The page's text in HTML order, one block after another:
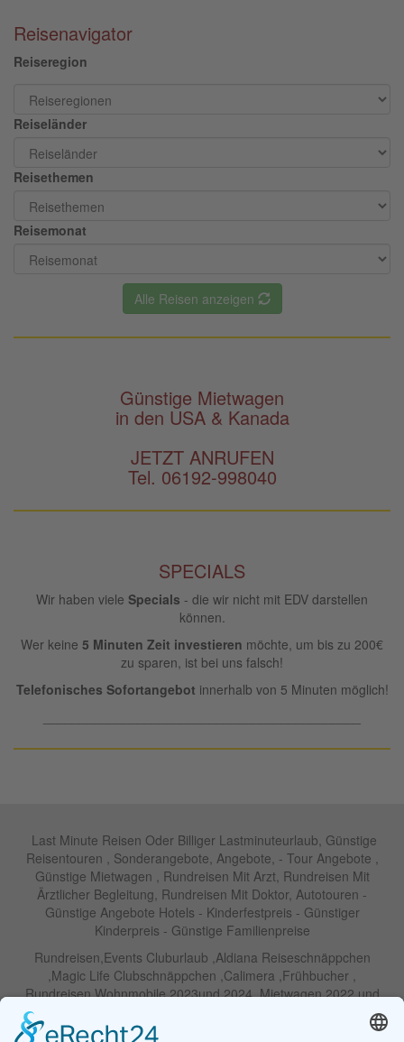
Reisenavigator
Reiseregion
Reiseländer
Reisethemen
Reisemonat
Alle Reisen anzeigen
Günstige Mietwagen
in den USA & Kanada
JETZT ANRUFEN
Tel. 06192-998040
SPECIALS
Wir haben viele Specials - die wir nicht mit EDV darstellen
können.
Wer keine 5 Minuten Zeit investieren möchte, um bis zu 200€
zu sparen, ist bei uns falsch!
Telefonisches Sofortangebot innerhalb von 5 Minuten möglich!
Last Minute Reisen Oder Billiger Lastminuteurlaub, Günstige
Reisentouren , Sonderangebote, Angebote, - Tour Angebote ,
Günstige Mietwagen , Rundreisen Mit Arzt, Rundreisen Mit
Ärztlicher Begleitung, Rundreisen Mit Doktor, Autotouren -
Günstige Angebote Hotels - Kinderfestpreis - Günstiger
Kinderpreis - Günstige Familienpreise
Rundreisen,Events Cluburlaub ,Aldiana Reiseschnäppchen
,Magic Life Clubschnäppchen ,Calimera ,Frühbucher ,
Rundreisen Wohnmobile 2023und 2024 ,Mietwagen 2022 und
Weihnachtreisen 2022 und 2023 , Silvesterreisen 2022 und 2032,